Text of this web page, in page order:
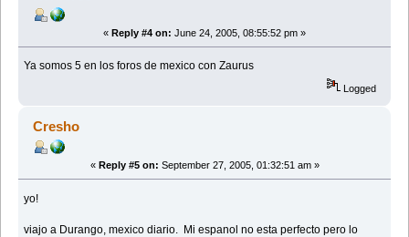
« Reply #4 on: June 24, 2005, 08:55:52 pm »
Ya somos 5 en los foros de mexico con Zaurus
Logged
Cresho
« Reply #5 on: September 27, 2005, 01:32:51 am »
yo!
viajo a Durango, mexico diario. Mi espanol no esta perfecto pero lo